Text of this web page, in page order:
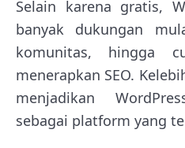
Selain karena gratis,
banyak dukungan
komunitas, hingga
menerapkan SEO.
menjadikan
sebagai platform yang